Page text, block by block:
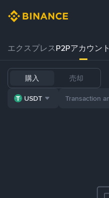
エクスプレスP2Pアカウント
購入 売却
USDT